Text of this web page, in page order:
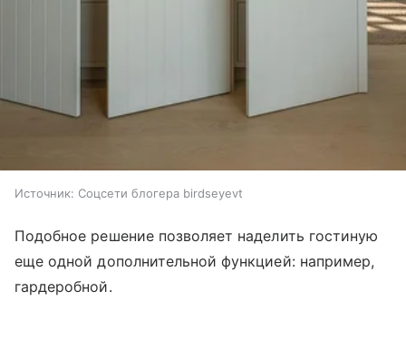
Источник: Соцсети блогера birdseyevt
Подобное решение позволяет наделить гостиную
еще одной дополнительной функцией: например,
гардеробной.